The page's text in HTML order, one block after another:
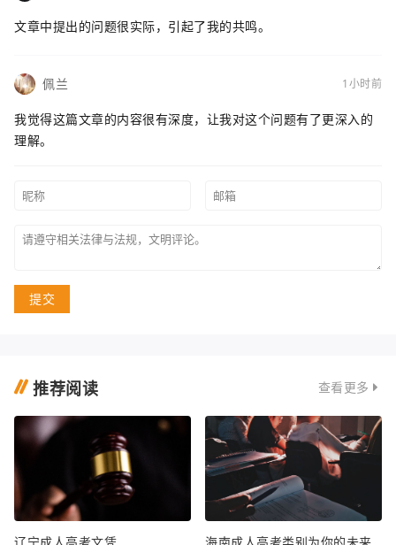
文章中提出的问题很实际，引起了我的共鸣。
佩兰 1小时前
我觉得这篇文章的内容很有深度，让我对这个问题有了更深入的
理解。
提交
推荐阅读 查看更多
辽宁成人高考文凭 海南成人高考类别为你的未来